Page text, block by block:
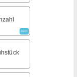
INFO